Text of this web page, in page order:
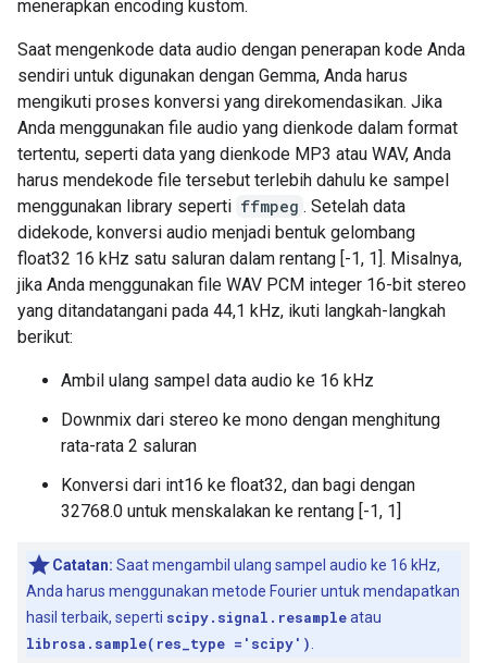
menerapkan encoding kustom.
Saat mengenkode data audio dengan penerapan kode Anda
sendiri untuk digunakan dengan Gemma, Anda harus
mengikuti proses konversi yang direkomendasikan. Jika
Anda menggunakan file audio yang dienkode dalam format
tertentu, seperti data yang dienkode MP3 atau WAV, Anda
harus mendekode file tersebut terlebih dahulu ke sampel
menggunakan library seperti ffmpeg . Setelah data
didekode, konversi audio menjadi bentuk gelombang
float32 16 kHz satu saluran dalam rentang [-1, 1]. Misalnya,
jika Anda menggunakan file WAV PCM integer 16-bit stereo
yang ditandatangani pada 44,1 kHz, ikuti langkah-langkah
berikut:
Ambil ulang sampel data audio ke 16 kHz
Downmix dari stereo ke mono dengan menghitung
rata-rata 2 saluran
Konversi dari int16 ke float32, dan bagi dengan
32768.0 untuk menskalakan ke rentang [-1, 1]
Catatan: Saat mengambil ulang sampel audio ke 16 kHz,
Anda harus menggunakan metode Fourier untuk mendapatkan
hasil terbaik, seperti scipy.signal.resampleatau
librosa.sample(res_type ='scipy')